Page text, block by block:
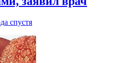
спустя